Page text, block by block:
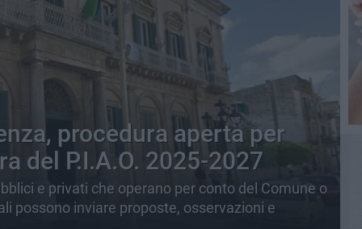
procedura aperta per
del P.I.A.O. 2025-2027
e privati che operano per conto del Comune o
possono inviare proposte, osservazioni e